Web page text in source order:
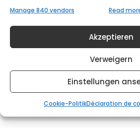
Manage 840 vendors Read
Akzeptieren
Verweigern
Einstellungen
Cookie-PolitikDéclaration de
Lucerne 6000
Saint-Moritz 7500
Delémont 2800